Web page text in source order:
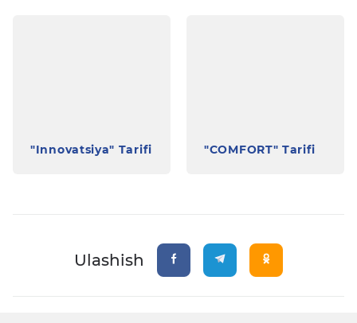
"Innovatsiya" Tarifi "COMFORT" Tarifi
Ulashish